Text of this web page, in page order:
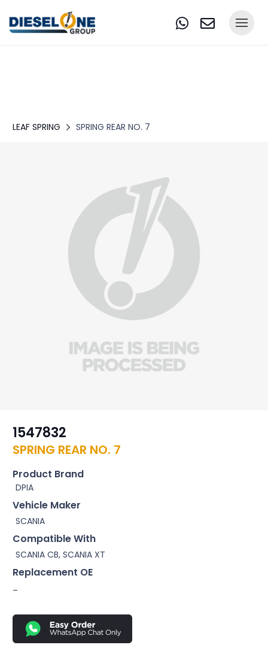
LEAF SPRING SPRING REAR NO. 7
1547832
SPRING REAR NO. 7
Product Brand
DPIA
Vehicle Maker
SCANIA
Compatible With
SCANIA CB, SCANIA XT
Replacement OE
–